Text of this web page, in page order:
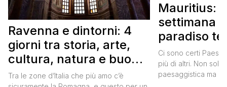
Ravenna e dintorni: 4
giorni tra storia, arte,
cultura, natura e buon
cibo
Tra le zone d’Italia che più amo c’è
Mauritius:
settimana
paradiso
Itinerario
Ci sono certi Paesi
più di altri. Non
paesaggistica ma